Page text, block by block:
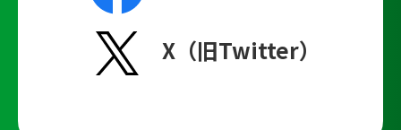
X（旧Twitter）